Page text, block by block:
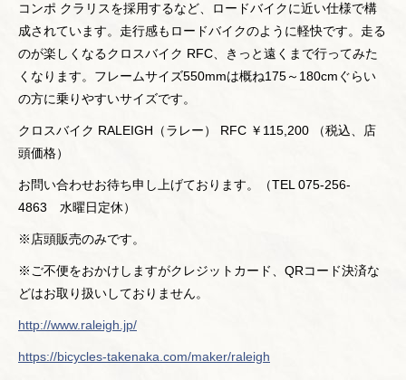
コンポ クラリスを採用するなど、ロードバイクに近い仕様で構
成されています。走行感もロードバイクのように軽快です。走る
のが楽しくなるクロスバイク RFC、きっと遠くまで行ってみた
くなります。フレームサイズ550mmは概ね175～180cmぐらい
の方に乗りやすいサイズです。
クロスバイク RALEIGH（ラレー） RFC ￥115,200 （税込、店
頭価格）
お問い合わせお待ち申し上げております。（TEL 075-256-
4863 水曜日定休）
※店頭販売のみです。
※ご不便をおかけしますがクレジットカード、QRコード決済な
どはお取り扱いしておりません。
http://www.raleigh.jp/
https://bicycles-takenaka.com/maker/raleigh